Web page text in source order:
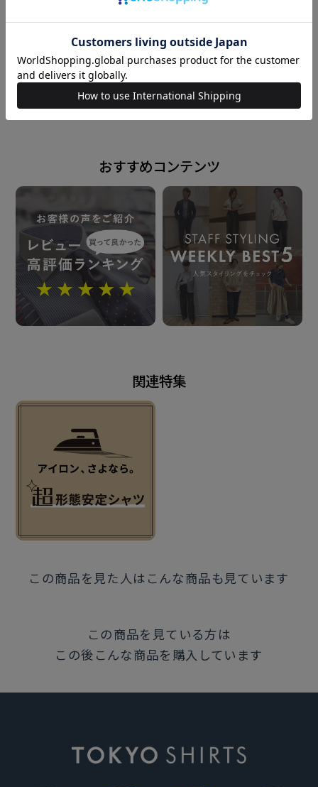
形態安定加工
カンボジア
発売日
2025年5月8日
166cm 158cm
powered by
おすすめコンテンツ
関連特集
この商品を見た人はこんな商品も見ています
この商品を見ている方は
この後こんな商品を購入しています